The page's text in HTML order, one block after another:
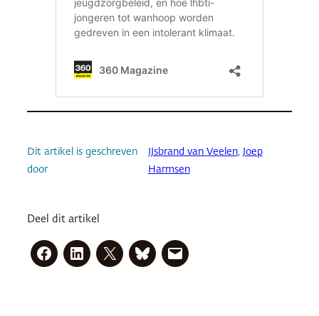
Dit artikel is geschreven
door
IJsbrand van Veelen,
Joep
Harmsen
Deel dit artikel